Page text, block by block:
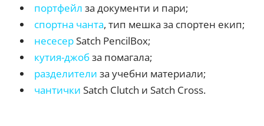
портфейл за документи и пари;
спортна чанта, тип мешка за спортен екип;
несесерSatch PencilBox;
кутия-джобза помагала;
разделителиза учебни материали;
чантички Satch Clutch и Satch Cross.